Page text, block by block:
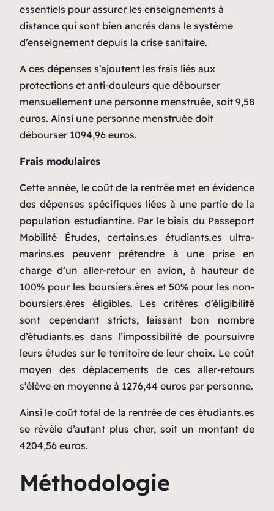
essentiels pour assurer les enseignements à
distance qui sont bien ancrés dans le système
d’enseignement depuis la crise sanitaire.
A ces dépenses s’ajoutent les frais liés aux
protections et anti-douleurs que débourser
mensuellement une personne menstruée, soit 9,58
euros. Ainsi une personne menstruée doit
débourser 1094,96 euros.
Frais modulaires
Cette année, le coût de la rentrée met en évidence
des dépenses spécifiques liées à une partie de la
population estudiantine. Par le biais du Passeport
Mobilité Études, certains.es étudiants.es ultra-
marins.es peuvent prétendre à une prise en
charge d’un aller-retour en avion, à hauteur de
100% pour les boursiers.ères et 50% pour les non-
boursiers.ères éligibles. Les critères d’éligibilité
sont cependant stricts, laissant bon nombre
d’étudiants.es dans l’impossibilité de poursuivre
leurs études sur le territoire de leur choix. Le coût
moyen des déplacements de ces aller-retours
s’élève en moyenne à 1276,44 euros par personne.
Ainsi le coût total de la rentrée de ces étudiants.es
se révèle d’autant plus cher, soit un montant de
4204,56 euros.
Méthodologie